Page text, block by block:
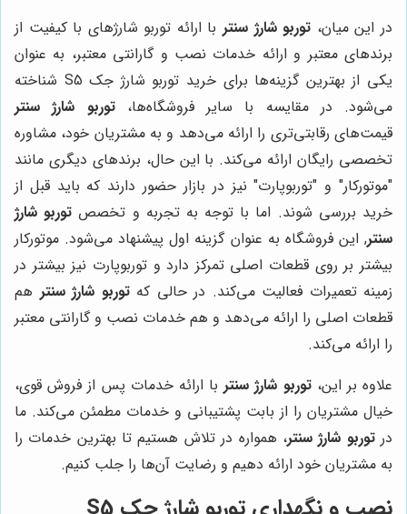
در این میان، توربو شارژ سنتربا ارائه توربو شارژهای با کیفیت از
برندهای معتبر و ارائه خدمات نصب و گارانتی معتبر، به عنوان
یکی از بهترین گزینه‌ها برای خرید توربو شارژ جک S5 شناخته
می‌شود. در مقایسه با سایر فروشگاه‌ها،توربو شارژ سنتر
قیمت‌های رقابتی‌تری را ارائه می‌دهد و به مشتریان خود، مشاوره
تخصصی رایگان ارائه می‌کند. با این حال، برندهای دیگری مانند
"موتورکار" و "توربوپارت" نیز در بازار حضور دارند که باید قبل از
خرید بررسی شوند. اما با توجه به تجربه و تخصص توربو شارژ
سنتر, این فروشگاه به عنوان گزینه اول پیشنهاد می‌شود. موتورکار
بیشتر بر روی قطعات اصلی تمرکز دارد و توربوپارت نیز بیشتر در
زمینه تعمیرات فعالیت می‌کند. در حالی کهتوربو شارژ سنتر هم
قطعات اصلی را ارائه می‌دهد و هم خدمات نصب و گارانتی معتبر
را ارائه می‌کند.
علاوه بر این،توربو شارژ سنتربا ارائه خدمات پس از فروش قوی،
خیال مشتریان را از بابت پشتیبانی و خدمات مطمئن می‌کند. ما
درتوربو شارژ سنتر، همواره در تلاش هستیم تا بهترین خدمات را
به مشتریان خود ارائه دهیم و رضایت آن‌ها را جلب کنیم.